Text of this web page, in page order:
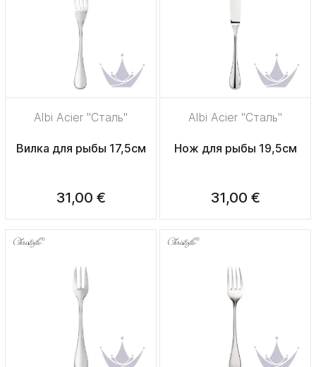
Albi Acier "Сталь"
Вилка для рыбы 17,5см
31,00 €
Albi Acier "Сталь"
Нож для рыбы 19,5см
31,00 €